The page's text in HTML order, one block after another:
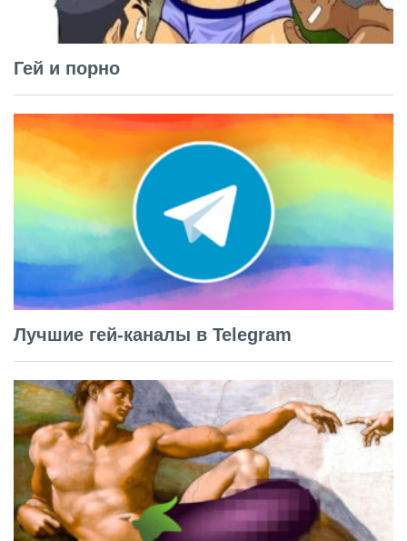
Гей и порно
Лучшие гей-каналы в Telegram